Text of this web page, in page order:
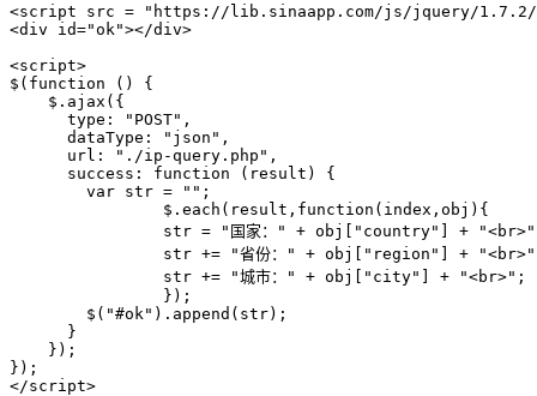
<script src = "https://lib.sinaapp.com/js/jquery/
<div id="ok"></div>
<script>
$(function () {
$.ajax({
type: "POST",
dataType: "json",
url: "./ip-query.php",
success: function (result) {
var str = "";
str = "国家：" + obj["country"] +
str += "省份：" + obj["region"] +
str += "城市：" +
});
$("#ok").append(str);
}
});
});
</script>